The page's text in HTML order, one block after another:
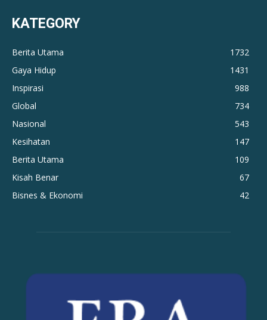
KATEGORY
Berita Utama
1732
Gaya Hidup
1431
Inspirasi
988
Global
734
Nasional
543
Kesihatan
147
Berita Utama
109
Kisah Benar
67
Bisnes & Ekonomi
42